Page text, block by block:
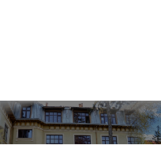
Нормативна уредба
Прием